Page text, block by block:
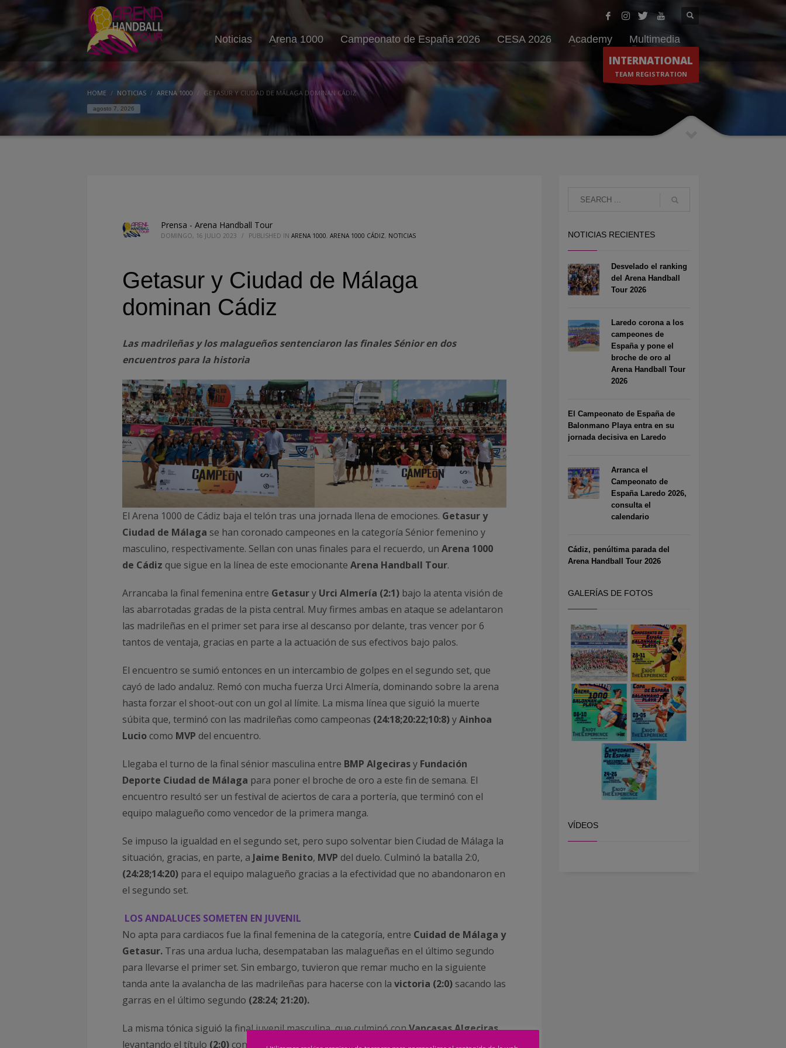
Noticias Arena 1000 Campeonato de España 2026 CESA 2026 Academy Multimedia
INTERNATIONAL
TEAM REGISTRATION
HOME NOTICIAS ARENA 1000 GETASUR Y CIUDAD DE MÁLAGA DOMINAN CÁDIZ
agosto 7, 2026
Prensa - Arena Handball Tour
DOMINGO, 16 JULIO 2023 / PUBLISHED INARENA 1000,ARENA 1000 CÁDIZ, NOTICIAS
Getasur y Ciudad de Málaga
dominan Cádiz
Las madrileñas y los malagueños sentenciaron las finales Sénior en dos
encuentros para la historia
El Arena 1000 de Cádiz baja el telón tras una jornada llena de emociones. Getasur y
Ciudad de Málaga se han coronado campeones en la categoría Sénior femenino y
masculino, respectivamente. Sellan con unas finales para el recuerdo, unArena 1000
de Cádiz que sigue en la línea de este emocionanteArena Handball Tour.
Arrancaba la final femenina entre Getasury Urci Almería (2:1) bajo la atenta visión de
las abarrotadas gradas de la pista central. Muy firmes ambas en ataque se adelantaron
las madrileñas en el primer set para irse al descanso por delante, tras vencer por 6
tantos de ventaja, gracias en parte a la actuación de sus efectivos bajo palos.
El encuentro se sumió entonces en un intercambio de golpes en el segundo set, que
cayó de lado andaluz. Remó con mucha fuerza Urci Almería, dominando sobre la arena
hasta forzar el shoot-out con un gol al límite. La misma línea que siguió la muerte
súbita que, terminó con las madrileñas como campeonas (24:18;20:22;10:8)yAinhoa
Lucio como MVP del encuentro.
Llegaba el turno de la final sénior masculina entre BMP Algecirasy Fundación
Deporte Ciudad de Málaga para poner el broche de oro a este fin de semana. El
encuentro resultó ser un festival de aciertos de cara a portería, que terminó con el
equipo malagueño como vencedor de la primera manga.
Se impuso la igualdad en el segundo set, pero supo solventar bien Ciudad de Málaga la
situación, gracias, en parte, a Jaime Benito, MVP del duelo. Culminó la batalla 2:0,
(24:28;14:20) para el equipo malagueño gracias a la efectividad que no abandonaron en
el segundo set.
LOS ANDALUCES SOMETEN EN JUVENIL
No apta para cardiacos fue la final femenina de la categoría, entre Cuidad de Málaga y
Getasur. Tras una ardua lucha, desempataban las malagueñas en el último segundo
para llevarse el primer set. Sin embargo, tuvieron que remar mucho en la siguiente
tanda ante la avalancha de las madrileñas para hacerse con lavictoria (2:0) sacando las
garras en el último segundo (28:24; 21:20).
La misma tónica siguió la final juvenil masculina, que culminó conVancasas Algeciras
levantando el título (2:0) con una amplia ventaja en el segundo set. A pesar de haber
NOTICIAS RECIENTES
Desvelado el ranking
del Arena Handball
Tour 2026
Laredo corona a los
campeones de
España y pone el
broche de oro al
Arena Handball Tour
2026
El Campeonato de España de
Balonmano Playa entra en su
jornada decisiva en Laredo
Arranca el
Campeonato de
España Laredo 2026,
consulta el
calendario
Cádiz, penúltima parada del
Arena Handball Tour 2026
GALERÍAS DE FOTOS
VÍDEOS